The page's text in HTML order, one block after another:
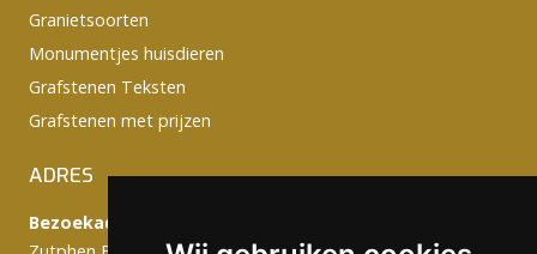
Granietsoorten
Monumentjes huisdieren
Grafstenen Teksten
Grafstenen met prijzen
ADRES
Bezoekadres: